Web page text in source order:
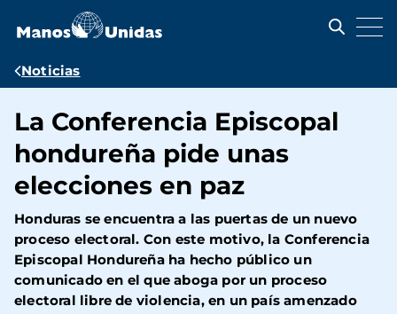
contenido
Ruta
navegación
Noticias
La Conferencia Episcopal
hondureña pide unas
elecciones en paz
Honduras se encuentra a las puertas de un nuevo
proceso electoral. Con este motivo, la Conferencia
Episcopal Hondureña ha hecho público un
comunicado en el que aboga por un proceso
electoral libre de violencia, en un país amenzado